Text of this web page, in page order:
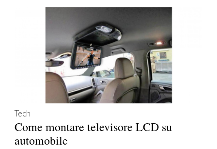
Tech
Come montare televisore LCD su
automobile